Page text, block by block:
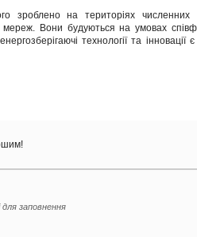
зроблено на територіях численних
Вони будуються на умовах
технології та інновації
для заповнення